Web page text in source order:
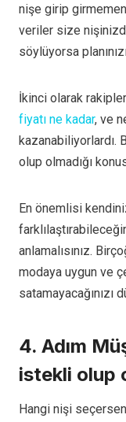
nişe girip
veriler size
söylüyorsa
İkinci olarak
fiyatı ne kadar, ve
kazanabiliyorlardı.
olup olmadığı
En önemlisi
anlamalısınız.
modaya uygun ve
4. Adım
istekli olup
Hangi nişi